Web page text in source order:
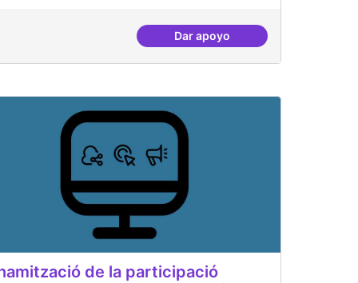
per a cada concurs Dar apoyoErasmus Canòdrom
de la participació